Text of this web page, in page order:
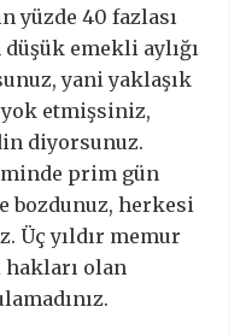
yüzde 40 fazlası
emekli aylığı
yani yaklaşık
yok etmişsiniz,
diyorsunuz.
prim gün
bozdunuz, herkesi
Üç yıldır memur
olan